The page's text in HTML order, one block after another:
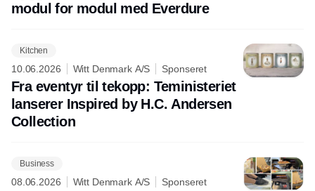
modul for modul med Everdure
Kitchen
10.06.2026 Witt Denmark A/S Sponseret
Fra eventyr til tekopp: Teministeriet
lanserer Inspired by H.C. Andersen
Collection
Business
08.06.2026 Witt Denmark A/S Sponseret